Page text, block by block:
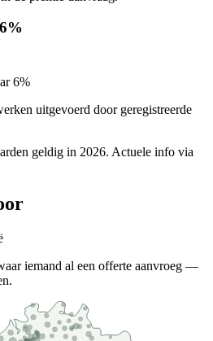
6%
uitgevoerd door geregistreerde
geldig in 2026. Actuele info via
iemand al een offerte aanvroeg —